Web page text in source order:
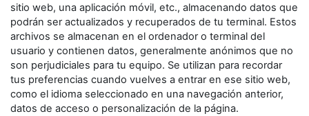
sitio web, una aplicación móvil, etc., almacenando datos que
podrán ser actualizados y recuperados de tu terminal. Estos
archivos se almacenan en el ordenador o terminal del
usuario y contienen datos, generalmente anónimos que no
son perjudiciales para tu equipo. Se utilizan para recordar
tus preferencias cuando vuelves a entrar en ese sitio web,
como el idioma seleccionado en una navegación anterior,
datos de acceso o personalización de la página.